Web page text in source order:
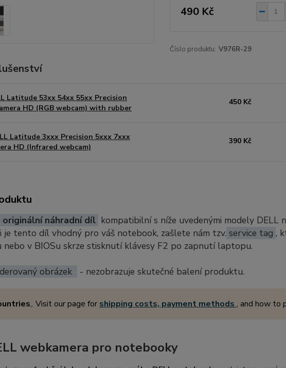
490 Kč
Číslo produktu: V976R-29
Latitude 53xx 54xx 55xx Precision
HD (RGB webcam) with rubber
450 Kč
Latitude 3xxx Precision 5xxx 7xxx
HD (Infrared webcam)
390 Kč
originální náhradní díl kompatibilní s níže uvedenými modely DELL
je tento díl vhodný pro váš notebook, zašlete nám tzv. service tag ,
v BIOSu skrze stisknutí klávesy F2 po zapnutí laptopu.
obrázek - nezobrazuje skutečné balení produktu.
,. Visit our page for shipping costs, payment methods , and how to
webkamera pro notebooky